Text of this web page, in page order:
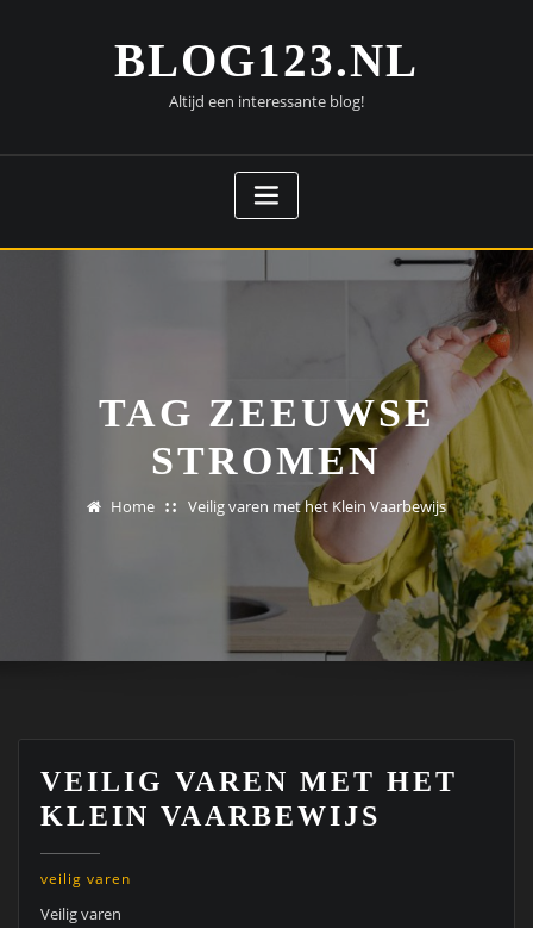
BLOG123.NL
Altijd een interessante blog!
TAG ZEEUWSE
STROMEN
Home Veilig varen met het Klein Vaarbewijs
VEILIG VAREN MET HET
KLEIN VAARBEWIJS
veilig varen
Veilig varen